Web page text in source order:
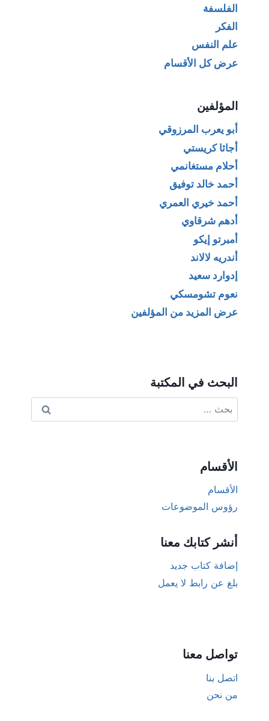
الفلسفة
الفكر
علم النفس
عرض كل الأقسام
المؤلفين
أبو يعرب المرزوقي
أجاثا كريستي
أحلام مستغانمي
أحمد خالد توفيق
أحمد خيري العمري
أدهم شرقاوي
أمبرتو إيكو
أندريه لالاند
إدوارد سعيد
نعوم تشومسكي
عرض المزيد من المؤلفين
البحث في المكتبة
عن:
الأقسام
الأقسام
رؤوس الموضوعات
أنشر كتابك معنا
إضافة كتاب جديد
بلغ عن رابط لا يعمل
تواصل معنا
اتصل بنا
من نحن